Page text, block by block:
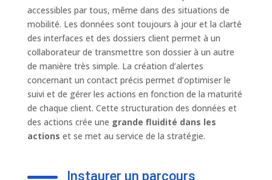
accessibles par tous, même dans des situations de
mobilité. Les données sont toujours à jour et la clarté
des interfaces et des dossiers client permet à un
collaborateur de transmettre son dossier à un autre
de manière très simple. La création d’alertes
concernant un contact précis permet d’optimiser le
suivi et de gérer les actions en fonction de la maturité
de chaque client. Cette structuration des données et
des actions crée une grande fluidité dans les
actions et se met au service de la stratégie.
Instaurer un parcours